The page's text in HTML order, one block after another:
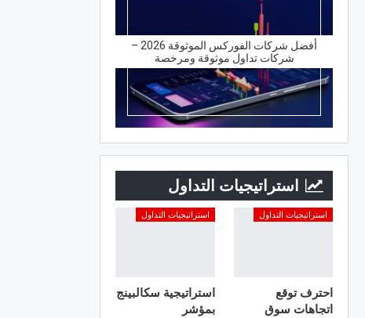
أفضل شركات الفوركس الموثوقة 2026 –
شركات تداول موثوقة ومرخصة
استراتيجيات التداول
استراتيجيات التداول
احترف توقع
اتجاهات سوق
استراتيجيات التداول
استراتيجية سكالبينج
بمؤشر